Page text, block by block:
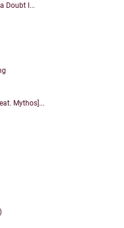
Doubt I...
Mythos]...